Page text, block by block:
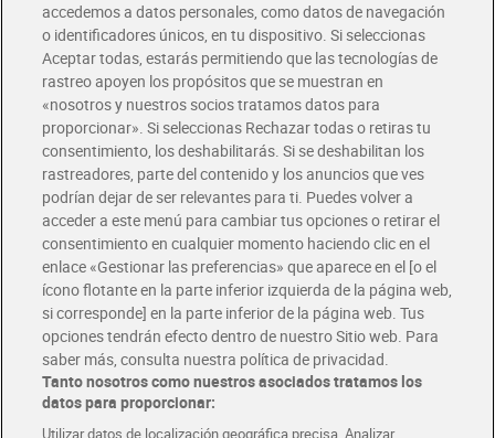
Envío gratis por compras superiores a 100€
Envío estandar por 4,99€
Glovo y Uber Eats
Solicita tu factura de Glovo o Uber Eats
Únete al CLUB Dia
Disfruta las ventajas y ofertas exclusivas.
Descárgate la APP Dia
Folletos y Tiendas
Descubre las mejores ofertas y busca tu tienda más cercana
Tarjeta MaX Dia
Te devuelve hasta 8€/mes de tus compras.
¡Solicita tu tarjeta de crédito aquí!
accedemos a datos personales, como datos de navegación
o identificadores únicos, en tu dispositivo. Si seleccionas
Aceptar todas, estarás permitiendo que las tecnologías de
rastreo apoyen los propósitos que se muestran en
«nosotros y nuestros socios tratamos datos para
proporcionar». Si seleccionas Rechazar todas o retiras tu
consentimiento, los deshabilitarás. Si se deshabilitan los
rastreadores, parte del contenido y los anuncios que ves
podrían dejar de ser relevantes para ti. Puedes volver a
acceder a este menú para cambiar tus opciones o retirar el
consentimiento en cualquier momento haciendo clic en el
enlace «Gestionar las preferencias» que aparece en el [o el
ícono flotante en la parte inferior izquierda de la página web,
si corresponde] en la parte inferior de la página web. Tus
opciones tendrán efecto dentro de nuestro Sitio web. Para
saber más, consulta nuestra política de privacidad.
Tanto nosotros como nuestros asociados tratamos los
datos para proporcionar:
Utilizar datos de localización geográfica precisa. Analizar